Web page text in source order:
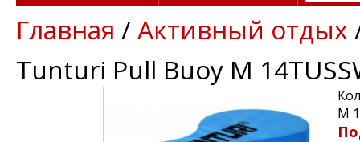
Главная /Активный отдых
Tunturi Pull Buoy M
M